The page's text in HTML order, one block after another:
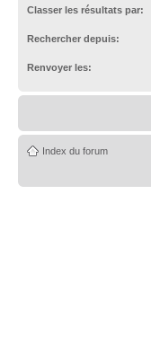
Classer les résultats par:
Rechercher depuis:
Renvoyer les:
Index du forum